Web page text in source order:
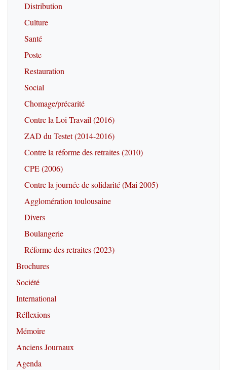
Distribution
Culture
Santé
Poste
Restauration
Social
Chomage/précarité
Contre la Loi Travail (2016)
ZAD du Testet (2014-2016)
Contre la réforme des retraites (2010)
CPE (2006)
Contre la journée de solidarité (Mai 2005)
Agglomération toulousaine
Divers
Boulangerie
Réforme des retraites (2023)
Brochures
Société
International
Réflexions
Mémoire
Anciens Journaux
Agenda